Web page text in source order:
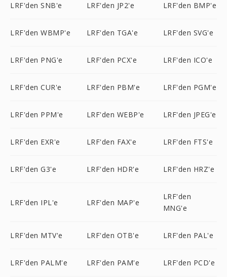
LRF'den SNB'e LRF'den JP2'e LRF'den BMP'e
LRF'den WBMP'e LRF'den TGA'e LRF'den SVG'e
LRF'den PNG'e LRF'den PCX'e LRF'den ICO'e
LRF'den CUR'e LRF'den PBM'e LRF'den PGM'e
LRF'den PPM'e LRF'den WEBP'e LRF'den JPEG'e
LRF'den EXR'e LRF'den FAX'e LRF'den FTS'e
LRF'den G3'e LRF'den HDR'e LRF'den HRZ'e
LRF'den IPL'e LRF'den MAP'e
LRF'den
MNG'e
LRF'den MTV'e LRF'den OTB'e LRF'den PAL'e
LRF'den PALM'e LRF'den PAM'e LRF'den PCD'e